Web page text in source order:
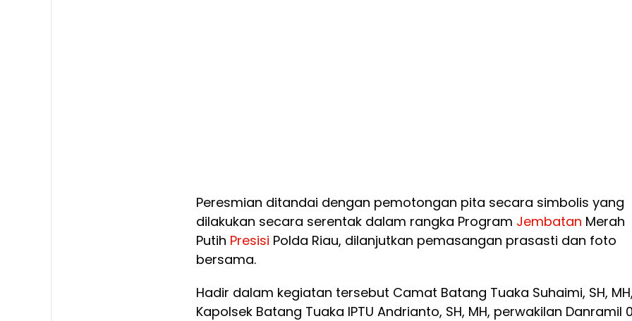
Peresmian ditandai dengan pemotongan pita secara simbolis yang
dilakukan secara serentak dalam rangka Program Jembatan Merah
Putih Presisi Polda Riau, dilanjutkan pemasangan prasasti dan foto
bersama.
Hadir dalam kegiatan tersebut Camat Batang Tuaka Suhaimi, SH,
Kapolsek Batang Tuaka IPTU Andrianto, SH, MH, perwakilan Danramil